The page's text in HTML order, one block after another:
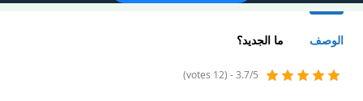
الوصف ما الجديد؟
3.7/5 - (12 votes)